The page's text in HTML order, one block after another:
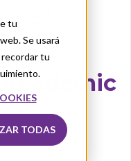
tu
Se usará
recordar tu
TODAS
fácil
Academic